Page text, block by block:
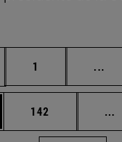
Página
1 ...
Página
142 ...